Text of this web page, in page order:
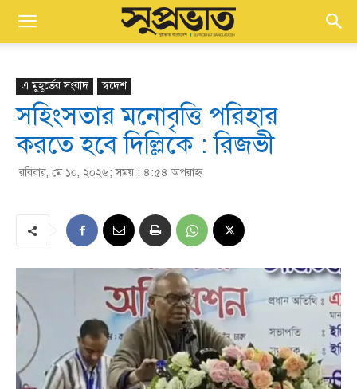
এ মুহূর্তের সংবাদ স্বদেশ
সহিংসতার মনোবৃত্তি পরিহার
করতে হবে দিল্লিকে : রিজভী
রবিবার, মে ১০, ২০২৬; সময় : ৪:৫৪ অপরাহ্ণ